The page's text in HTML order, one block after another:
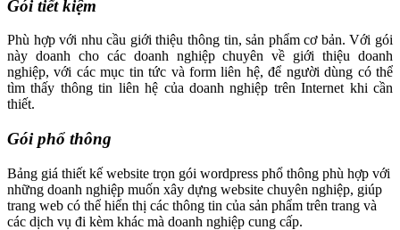
Gói tiết kiệm
Phù hợp với nhu cầu giới thiệu thông tin, sản phẩm cơ bản. Với gói
này doanh cho các doanh nghiệp chuyên về giới thiệu doanh
nghiệp, với các mục tin tức và form liên hệ, để người dùng có thể
tìm thấy thông tin liên hệ của doanh nghiệp trên Internet khi cần
thiết.
Gói phổ thông
Bảng giá thiết kế website trọn gói wordpress phổ thông phù hợp với
những doanh nghiệp muốn xây dựng website chuyên nghiệp, giúp
trang web có thể hiển thị các thông tin của sản phẩm trên trang và
các dịch vụ đi kèm khác mà doanh nghiệp cung cấp.